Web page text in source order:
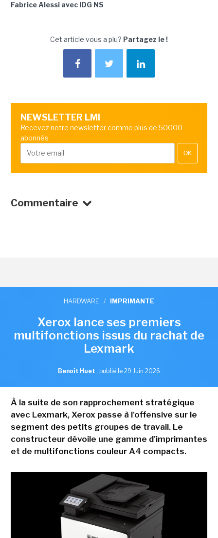
Fabrice Alessi avec IDG NS
Cet article vous a plu? Partagez le !
NEWSLETTER LMI
Recevez notre newsletter comme plus de 50000
abonnés
OK
Commentaire
HARDWARE / IMPRIMANTE
Xerox lance ses premiers
multifonctions issus du rachat de
Lexmark
Benoît Huet , publié le 29 Juin 2026
À la suite de son rapprochement stratégique
avec Lexmark, Xerox passe à l'offensive sur le
segment des petits groupes de travail. Le
constructeur dévoile une gamme d'imprimantes
et de multifonctions couleur A4 compacts.